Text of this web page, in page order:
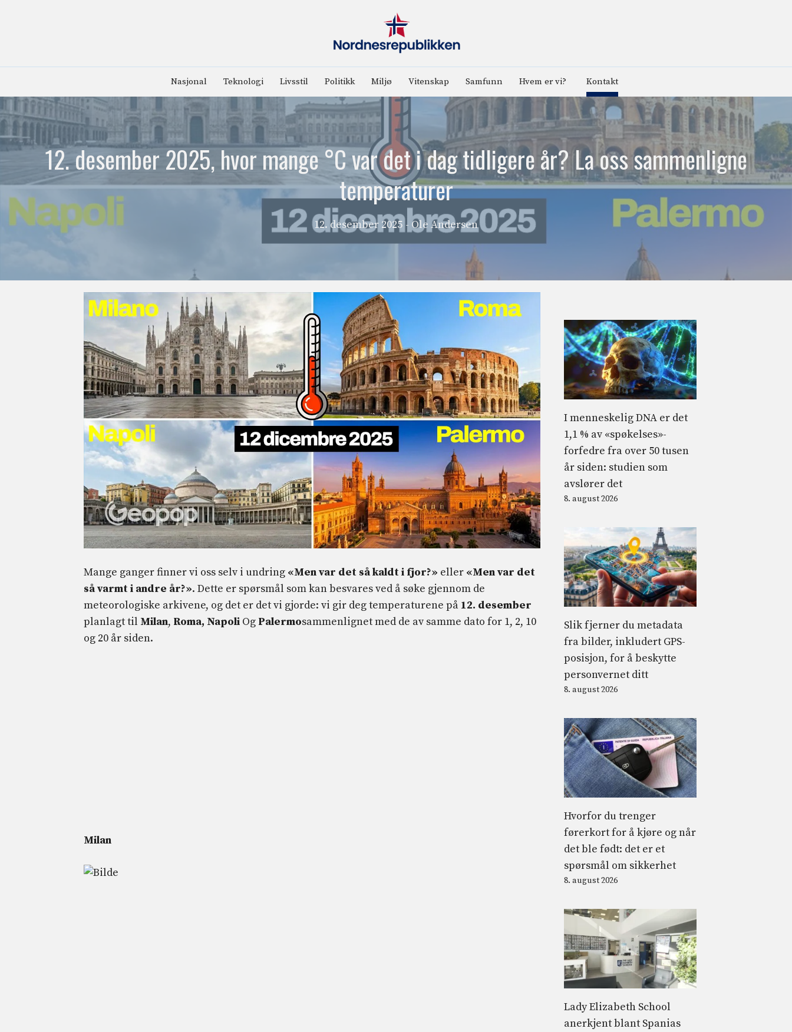
Nasjonal Teknologi Livsstil Politikk Miljø Vitenskap Samfunn Hvem er vi? Kontakt
12. desember 2025, hvor mange °C var det i dag tidligere år? La oss sammenligne
temperaturer
12. desember 2025 - Ole Andersen
Mange ganger finner vi oss selv i undring «Men var det så kaldt i fjor?» eller «Men var det
så varmt i andre år?». Dette er spørsmål som kan besvares ved å søke gjennom de
meteorologiske arkivene, og det er det vi gjorde: vi gir deg temperaturene på 12. desember
planlagt til Milan, Roma, Napoli Og Palermosammenlignet med de av samme dato for 1, 2, 10
og 20 år siden.
Milan
I menneskelig DNA er det
1,1 % av «spøkelses»-
forfedre fra over 50 tusen
år siden: studien som
avslører det
8. august 2026
Slik fjerner du metadata
fra bilder, inkludert GPS-
posisjon, for å beskytte
personvernet ditt
8. august 2026
Hvorfor du trenger
førerkort for å kjøre og når
det ble født: det er et
spørsmål om sikkerhet
8. august 2026
Lady Elizabeth School
anerkjent blant Spanias